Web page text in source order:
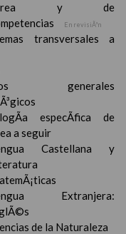
y de
En revisiÃ³n
transversales a
generales
especÃ­fica de
a seguir
Castellana y
Extranjera:
de la Naturaleza